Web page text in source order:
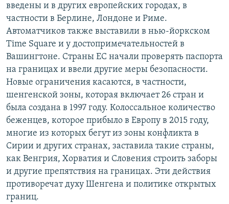
введены и в других европейских городах, в
частности в Берлине, Лондоне и Риме.
Автоматчиков также выставили в нью-йоркском
Time Square и у достопримечательностей в
Вашингтоне. Страны ЕС начали проверять паспорта
на границах и ввели другие меры безопасности.
Новые ограничения касаются, в частности,
шенгенской зоны, которая включает 26 стран и
была создана в 1997 году. Колоссальное количество
беженцев, которое прибыло в Европу в 2015 году,
многие из которых бегут из зоны конфликта в
Сирии и других странах, заставила такие страны,
как Венгрия, Хорватия и Словения строить заборы
и другие препятствия на границах. Эти действия
противоречат духу Шенгена и политике открытых
границ.